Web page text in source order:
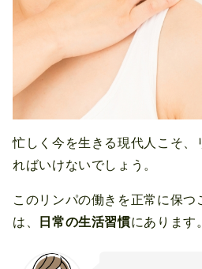
忙しく今を生きる現代人こそ、
ればいけないでしょう。
このリンパの働きを正常に保つ
は、
日常の生活習慣にあります